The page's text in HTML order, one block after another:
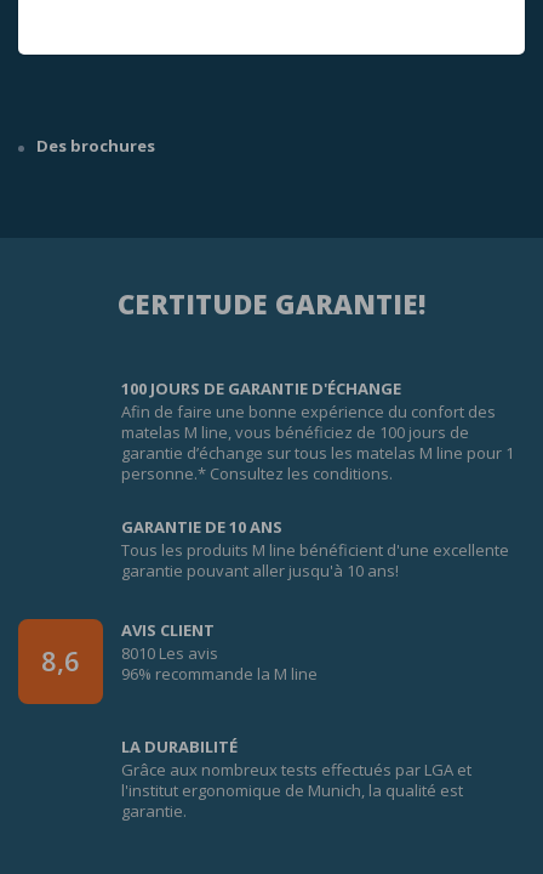
Des brochures
CERTITUDE GARANTIE!
100 JOURS DE GARANTIE D'ÉCHANGE
Afin de faire une bonne expérience du confort des
matelas M line, vous bénéficiez de 100 jours de
garantie d’échange sur tous les matelas M line pour 1
personne.* Consultez les conditions.
GARANTIE DE 10 ANS
Tous les produits M line bénéficient d'une excellente
garantie pouvant aller jusqu'à 10 ans!
8,6
AVIS CLIENT
8010 Les avis
96% recommande la M line
LA DURABILITÉ
Grâce aux nombreux tests effectués par LGA et
l'institut ergonomique de Munich, la qualité est
garantie.